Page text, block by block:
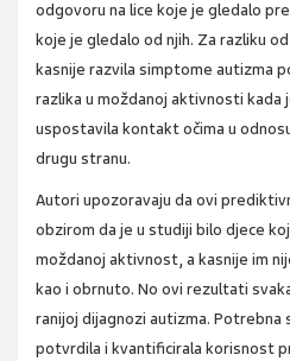
odgovoru na lice koje je gledalo
koje je gledalo od njih. Za razliku
kasnije razvila simptome autizma
razlika u moždanoj aktivnosti kada
uspostavila kontakt očima u
drugu stranu.
Autori upozoravaju da ovi
obzirom da je u studiji bilo djece
moždanoj aktivnost, a kasnije im
kao i obrnuto. No ovi rezultati
ranijoj dijagnozi autizma. Potrebna
potvrdila i kvantificirala korisnost